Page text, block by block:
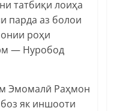
татбиқи лоиҳа
парда аз болои
роҳи
— Нуробод
Эмомалӣ Раҳмон
як иншооти